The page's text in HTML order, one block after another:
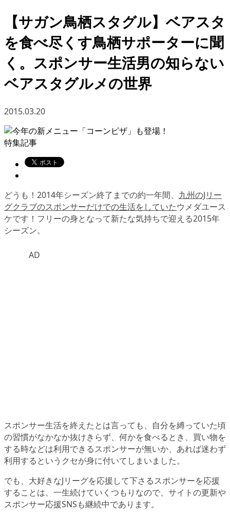
【サガン鳥栖スタグル】ベアスタ
を食べ尽くす鳥栖サポーターに聞
く。スポンサー生活男の知らない
ベアスタグルメの世界
2015.03.20
特集記事
どうも！2014年シーズン終了までの約一年間、 九州のJリー
グクラブのスポンサーだけでの生活をしていたウメダユース
ケです！フリーの身となって新たな気持ちで迎える2015年
シーズン。
AD
スポンサー生活を終えたとは言っても、自分を縛っていた頃
の習慣がなかなか抜けきらず、何かを食べるとき、買い物を
する時などは利用できるスポンサーが無いか、あれば迷わず
利用するというクセが身に付いてしまいました。
でも、大好きなJリーグを応援して下さるスポンサーを応援
することは、一生続けていくつもりなので、サイトの更新や
スポンサー応援SNSも継続中であります。